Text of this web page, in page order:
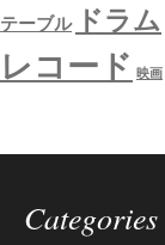
テーブル ドラム
レコード 映画
Categories